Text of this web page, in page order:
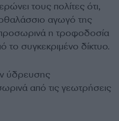
τους πολίτες ότι,
αγωγό της
η τροφοδοσία
το συγκεκριμένο δίκτυο.
ύδρευσης
από τις γεωτρήσεις